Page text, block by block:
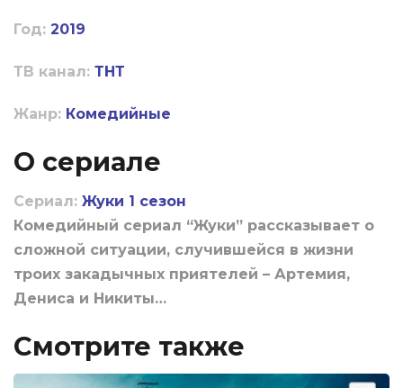
Год: 2019
ТВ канал: ТНТ
Жанр: Комедийные
О сериале
Сериал: Жуки 1 сезон
Комедийный сериал “Жуки” рассказывает о
сложной ситуации, случившейся в жизни
троих закадычных приятелей – Артемия,
Дениса и Никиты…
Смотрите также